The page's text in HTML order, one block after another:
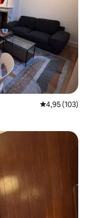
Průměrné
4,95 (103)